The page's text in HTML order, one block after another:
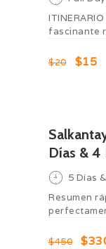
fascinante
$20 $15
Días & 4
5 Días
Resumen
$450